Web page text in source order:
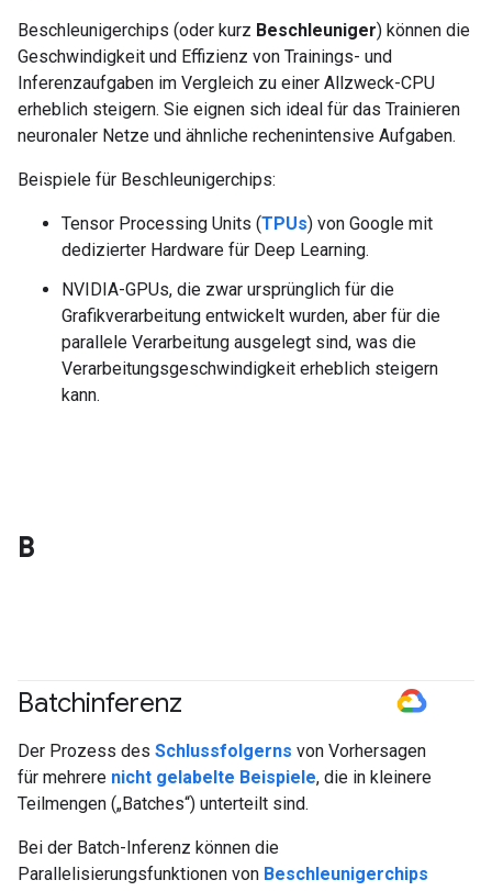
Beschleunigerchips (oder kurz Beschleuniger) können die
Geschwindigkeit und Effizienz von Trainings- und
Inferenzaufgaben im Vergleich zu einer Allzweck-CPU
erheblich steigern. Sie eignen sich ideal für das Trainieren
neuronaler Netze und ähnliche rechenintensive Aufgaben.
Beispiele für Beschleunigerchips:
Tensor Processing Units (TPUs) von Google mit
dedizierter Hardware für Deep Learning.
NVIDIA-GPUs, die zwar ursprünglich für die
Grafikverarbeitung entwickelt wurden, aber für die
parallele Verarbeitung ausgelegt sind, was die
Verarbeitungsgeschwindigkeit erheblich steigern
kann.
B
Batchinferenz #GoogleCloud
Der Prozess des Schlussfolgerns von Vorhersagen
für mehrere nicht gelabelte Beispiele, die in kleinere
Teilmengen („Batches“) unterteilt sind.
Bei der Batch-Inferenz können die
Parallelisierungsfunktionen von Beschleunigerchips